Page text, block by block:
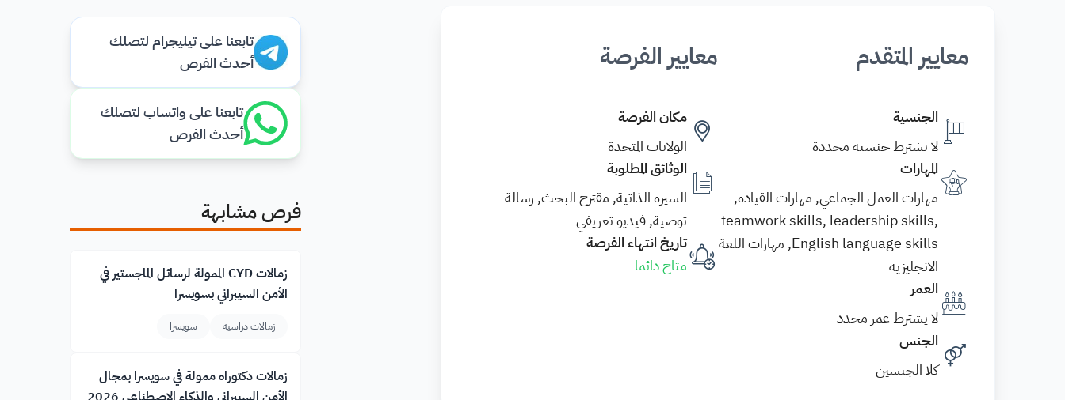
معايير المتقدم
الجنسية
لا يشترط جنسية محددة
المهارات
مهارات العمل الجماعي, مهارات القيادة,
teamwork skills, leadership skills,
English language skills, مهارات اللغة
الانجليزية
العمر
لا يشترط عمر محدد
الجنس
كلا الجنسين
معايير الفرصة
مكان الفرصة
الولايات المتحدة
الوثائق المطلوبة
السيرة الذاتية, مقترح البحث, رسالة
توصية, فيديو تعريفي
تاريخ انتهاء الفرصة
متاح دائما
تابعنا على تيليجرام لتصلك
أحدث الفرص
تابعنا على واتساب لتصلك
أحدث الفرص
فرص مشابهة
زمالات CYD الممولة لرسائل الماجستير في
الأمن السيبراني بسويسرا
زمالات دراسية سويسرا
زمالات دكتوراه ممولة في سويسرا بمجال